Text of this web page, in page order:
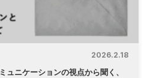
2026.2.18
ュニケーションの視点から聞く、